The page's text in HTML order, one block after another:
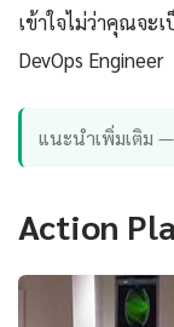
เข้าใจไม่ว่าคุณจะ
DevOps Engineer
แนะนำเพิ่มเติม —
Action